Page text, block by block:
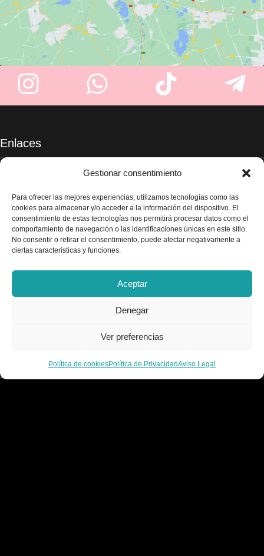
Gestionar consentimiento
Para ofrecer las mejores experiencias, utilizamos tecnologías como las
cookies para almacenar y/o acceder a la información del dispositivo. El
consentimiento de estas tecnologías nos permitirá procesar datos como el
comportamiento de navegación o las identificaciones únicas en este sitio.
No consentir o retirar el consentimiento, puede afectar negativamente a
ciertas características y funciones.
Aceptar
Denegar
Ver preferencias
Política de cookiesPolítica de PrivacidadAviso Legal
Enlaces
Sobre nosotros
Contacte con nosotros
Legal
Aviso legal
Política de privacidad
Accesibilidad
968 521 048 / 617 498 222